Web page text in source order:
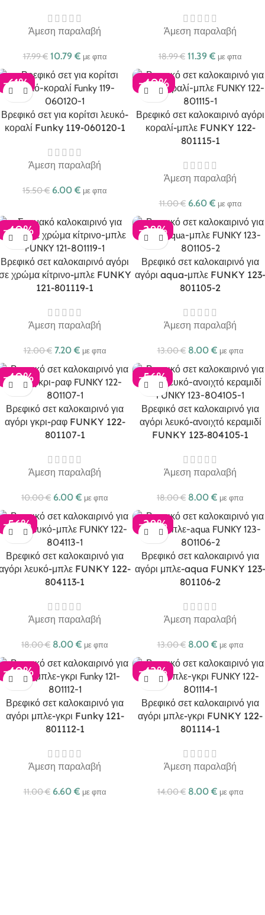
Άμεση παραλαβή
17.99€ 10.79 € με φπα
Άμεση παραλαβή
18.99€ 11.39 € με φπα
-61%
Βρεφικό σετ για κορίτσι λευκό-
κοραλί Funky 119-060120-1
Άμεση παραλαβή
15.50€ 6.00 € με φπα
-40%
Βρεφικό σετ καλοκαιρινό αγόρι
κοραλί-μπλε FUNKY 122-
801115-1
Άμεση παραλαβή
11.00€ 6.60 € με φπα
-40%
Βρεφικό σετ καλοκαιρινό αγόρι
χρώμα κίτρινο-μπλε FUNKY
121-801119-1
Άμεση παραλαβή
12.00€ 7.20 € με φπα
-38%
Βρεφικό σετ καλοκαιρινό για
αγόρι aqua-μπλε FUNKY 123-
801105-2
Άμεση παραλαβή
13.00€ 8.00 € με φπα
-40%
Βρεφικό σετ καλοκαιρινό για
αγόρι γκρι-ραφ FUNKY 122-
801107-1
Άμεση παραλαβή
10.00€ 6.00 € με φπα
-56%
Βρεφικό σετ καλοκαιρινό για
αγόρι λευκό-ανοιχτό κεραμιδί
FUNKY 123-804105-1
Άμεση παραλαβή
18.00€ 8.00 € με φπα
-56%
Βρεφικό σετ καλοκαιρινό για
λευκό-μπλε FUNKY 122-
804113-1
Άμεση παραλαβή
18.00€ 8.00 € με φπα
-38%
Βρεφικό σετ καλοκαιρινό για
αγόρι μπλε-aqua FUNKY 123-
801106-2
Άμεση παραλαβή
13.00€ 8.00 € με φπα
-40%
Βρεφικό σετ καλοκαιρινό για
αγόρι μπλε-γκρι Funky 121-
801112-1
Άμεση παραλαβή
11.00€ 6.60 € με φπα
-43%
Βρεφικό σετ καλοκαιρινό για
αγόρι μπλε-γκρι FUNKY 122-
801114-1
Άμεση παραλαβή
14.00€ 8.00 € με φπα